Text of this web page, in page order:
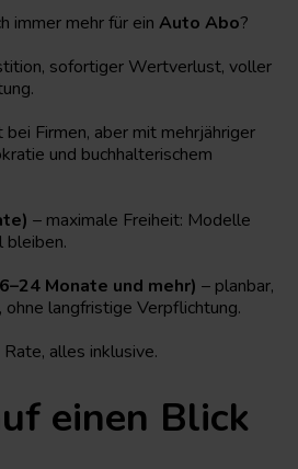
immer mehr für ein Auto Abo?
sofortiger Wertverlust, voller
Firmen, aber mit mehrjähriger
und buchhalterischem
– maximale Freiheit: Modelle
bleiben.
Monate und mehr) – planbar,
ohne langfristige Verpflichtung.
alles inklusive.
einen Blick